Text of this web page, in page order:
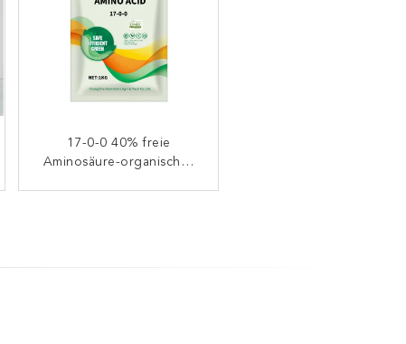
17-0-0 40% freie
Aminosäure-organisches
Aminosäure-Düngemittel-
Pulver OMRI 80%